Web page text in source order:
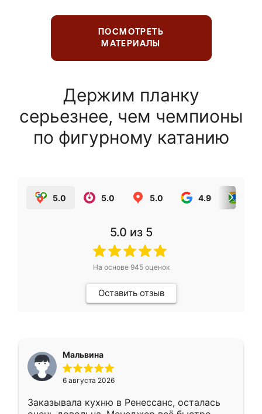
ПОСМОТРЕТЬ
МАТЕРИАЛЫ
Держим планку
серьезнее, чем чемпионы
по фигурному катанию
5.0 5.0 5.0 4.9
5.0 из 5
На основе 945оценок
Оставить отзыв
Мальвина
6 августа 2026
Заказывала кухню в Ренессанс, осталась